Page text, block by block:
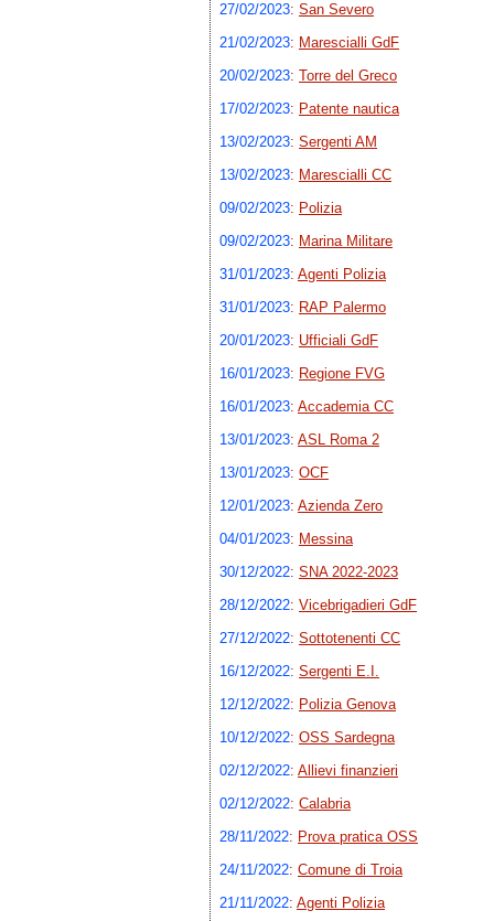
27/02/2023: San Severo
21/02/2023: Marescialli GdF
20/02/2023: Torre del Greco
17/02/2023: Patente nautica
13/02/2023: Sergenti AM
13/02/2023: Marescialli CC
09/02/2023: Polizia
09/02/2023: Marina Militare
31/01/2023: Agenti Polizia
31/01/2023: RAP Palermo
20/01/2023: Ufficiali GdF
16/01/2023: Regione FVG
16/01/2023: Accademia CC
13/01/2023: ASL Roma 2
13/01/2023: OCF
12/01/2023: Azienda Zero
04/01/2023: Messina
30/12/2022: SNA 2022-2023
28/12/2022: Vicebrigadieri GdF
27/12/2022: Sottotenenti CC
16/12/2022: Sergenti E.I.
12/12/2022: Polizia Genova
10/12/2022: OSS Sardegna
02/12/2022: Allievi finanzieri
02/12/2022: Calabria
28/11/2022: Prova pratica OSS
24/11/2022: Comune di Troia
21/11/2022: Agenti Polizia